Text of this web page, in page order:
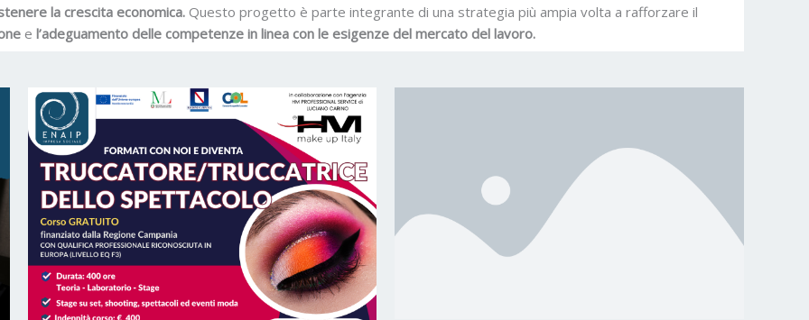
la crescita economica. Questo progetto è parte integrante di una strategia più ampia volta a rafforzare il
e l’adeguamento delle competenze in linea con le esigenze del mercato del lavoro.